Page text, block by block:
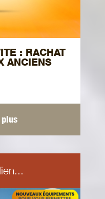
: RACHAT
ANCIENS